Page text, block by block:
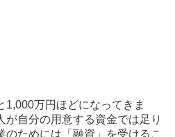
1,000万円ほどになってきま
が自分の用意する資金では足り
のためには「融資」を受けるこ